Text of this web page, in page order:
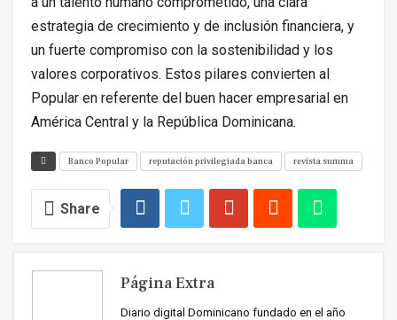
estrategia de crecimiento y de inclusión financiera, y
un fuerte compromiso con la sostenibilidad y los
valores corporativos. Estos pilares convierten al
Popular en referente del buen hacer empresarial en
América Central y la República Dominicana.
Banco Popular reputación privilegiada banca revista summa
Share
Página Extra
Diario digital Dominicano fundado en el año